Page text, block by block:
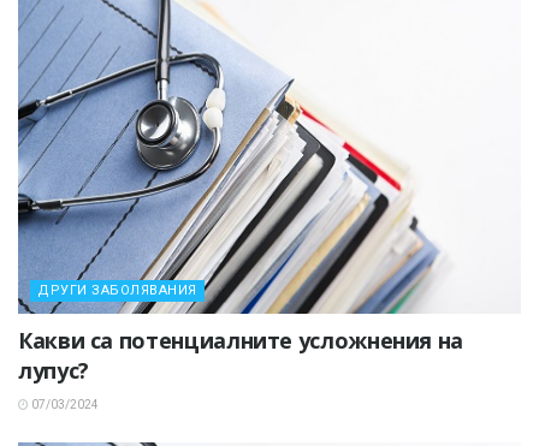
ДРУГИ ЗАБОЛЯВАНИЯ
Какви са потенциалните усложнения на
лупус?
07/03/2024